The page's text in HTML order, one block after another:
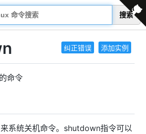
搜索
纠正错误 添加实例
命令
系统关机命令。shutdown指令可以